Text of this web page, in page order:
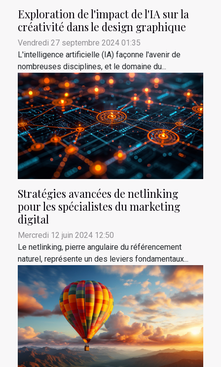
Exploration de l'impact de l'IA sur la
créativité dans le design graphique
Vendredi 27 septembre 2024 01:35
L'intelligence artificielle (IA) façonne l'avenir de
nombreuses disciplines, et le domaine du...
Stratégies avancées de netlinking
pour les spécialistes du marketing
digital
Mercredi 12 juin 2024 12:50
Le netlinking, pierre angulaire du référencement
naturel, représente un des leviers fondamentaux...